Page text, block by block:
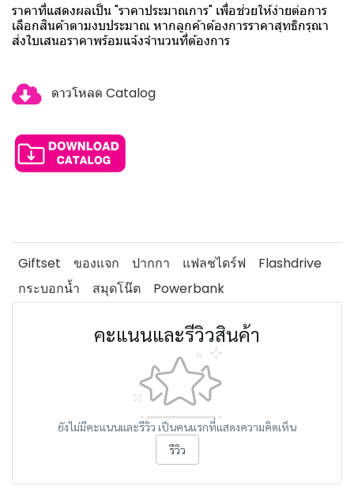
ราคาที่แสดงผลเป็น "ราคาประมาณการ" เพื่อช่วยให้ง่ายต่อการ
เลือกสินค้าตามงบประมาณ หากลูกค้าต้องการราคาสุทธิกรุณา
ส่งใบเสนอราคาพร้อมแจ้งจำนวนที่ต้องการ
ดาวโหลด Catalog
Giftset ของแจก ปากกา แฟลชไดร์ฟ
Flashdrive
กระบอกน้ำ
สมุดโน๊ต Powerbank
คะแนนและรีวิวสินค้า
ยังไม่มีคะแนนและรีวิว เป็นคนแรกที่แสดงความคิดเห็น
รีวิว